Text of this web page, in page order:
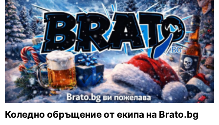
Коледно обръщение от екипа на Brato.bg